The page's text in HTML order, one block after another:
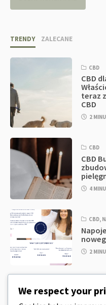
TRENDY ZALECANE
CBD
CBD
teraz
CBD
2
CBD
CBD
4
CBD,
2
CBD
We respect your